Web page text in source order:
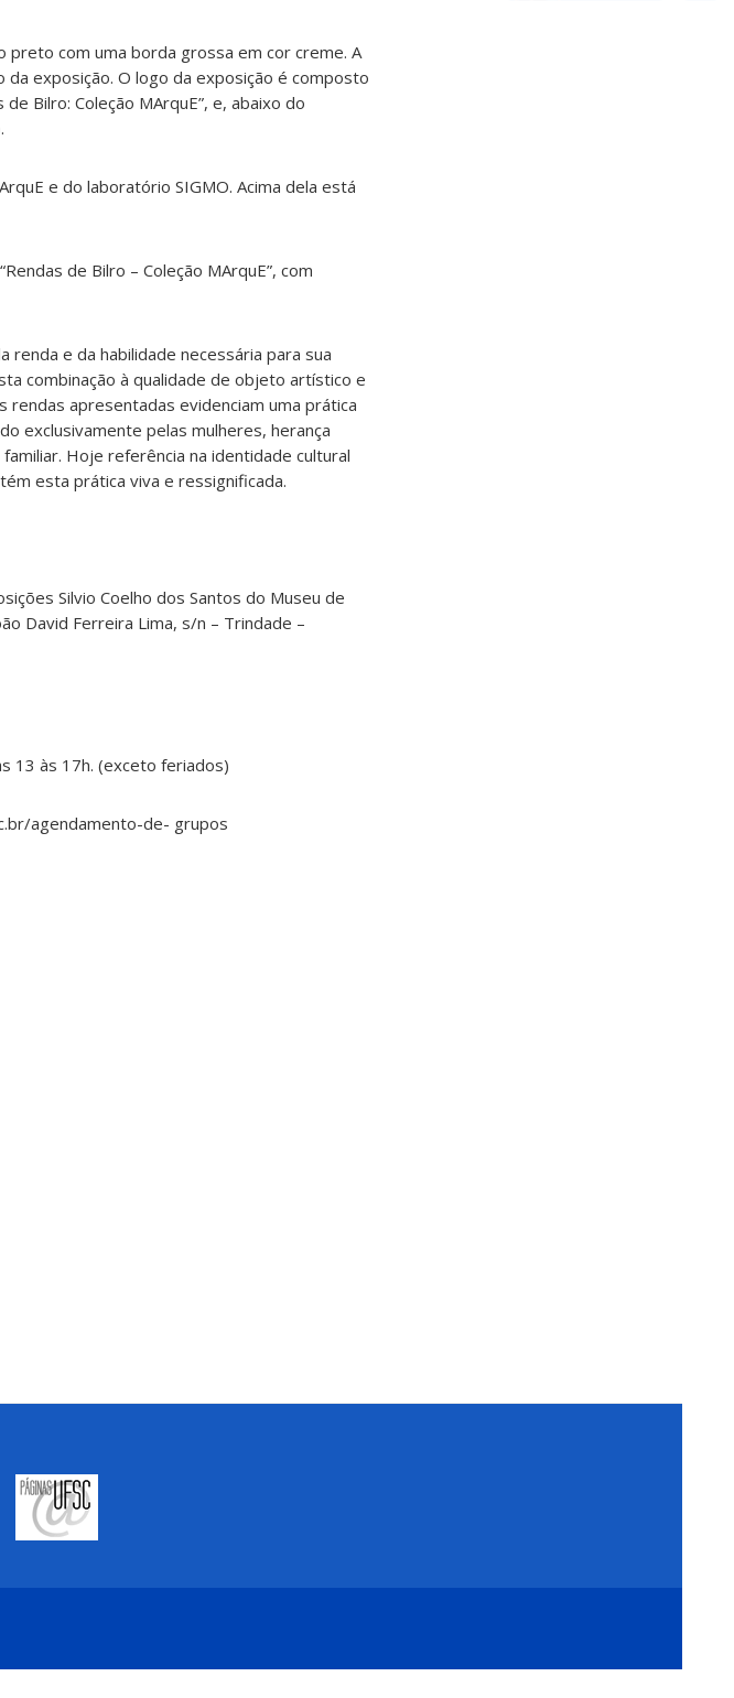
com uma borda grossa em cor creme. A
exposição. O logo da exposição é composto
Bilro: Coleção MArquE”, e, abaixo do
e do laboratório SIGMO. Acima dela está
de Bilro – Coleção MArquE”, com
e da habilidade necessária para sua
combinação à qualidade de objeto artístico e
apresentadas evidenciam uma prática
exclusivamente pelas mulheres, herança
Hoje referência na identidade cultural
esta prática viva e ressignificada.
Silvio Coelho dos Santos do Museu de
David Ferreira Lima, s/n – Trindade –
13 às 17h. (exceto feriados)
agendamento-de- grupos